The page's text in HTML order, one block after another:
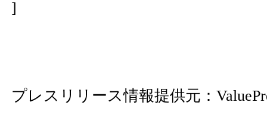
]
プレスリリース情報提供元：